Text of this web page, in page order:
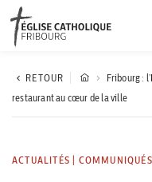
Région diocésaine
RETOUR
Fribourg :
restaurant au cœur de la ville
ACTUALITÉS COMMUNIQUÉS